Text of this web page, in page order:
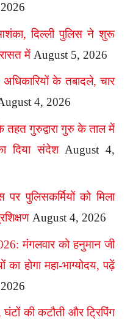
दिल्ली पुलिस ने शुरू
में August 5, 2026
के तबादले, चार
4, 2026
तहत गुरुद्वारा गुरु के ताल में
दिया संदेश August 4,
पर पुलिसकर्मियों को मिला
August 4, 2026
मंगलवार को हनुमान जी
होगा महा-भाग्योदय, पढ़ें
की कटौती और ट्रिपिंग